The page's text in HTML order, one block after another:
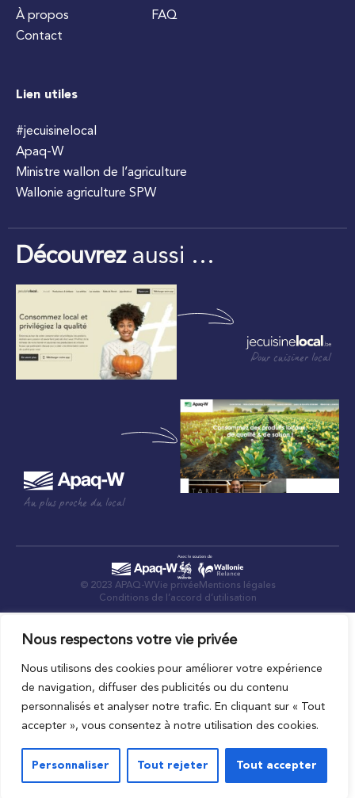
Nous respectons votre vie privée
Nous utilisons des cookies pour améliorer votre expérience
de navigation, diffuser des publicités ou du contenu
personnalisés et analyser notre trafic. En cliquant sur « Tout
accepter », vous consentez à notre utilisation des cookies.
Personnaliser Tout rejeter Tout accepter
À propos
Contact
FAQ
Lien utiles
#jecuisinelocal
Apaq-W
Ministre wallon de l’agriculture
Wallonie agriculture SPW
Découvrezaussi …
Pour cuisiner local
Au plus proche du local
© 2023 APAQ-WVie privée Mentions légales
Conditions de l’accord d’utilisation